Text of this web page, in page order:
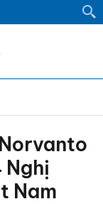
Nam